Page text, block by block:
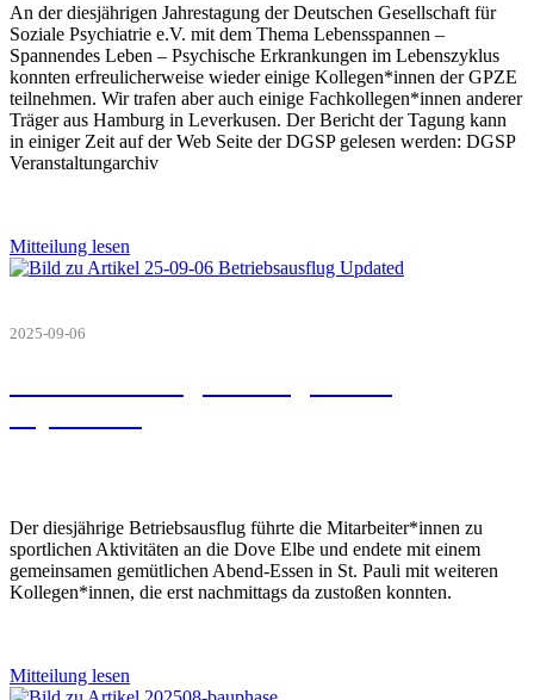
An der diesjährigen Jahrestagung der Deutschen Gesellschaft für
Soziale Psychiatrie e.V. mit dem Thema Lebensspannen –
Spannendes Leben – Psychische Erkrankungen im Lebenszyklus
konnten erfreulicherweise wieder einige Kollegen*innen der GPZE
teilnehmen. Wir trafen aber auch einige Fachkollegen*innen anderer
Träger aus Hamburg in Leverkusen. Der Bericht der Tagung kann
in einiger Zeit auf der Web Seite der DGSP gelesen werden: DGSP
Veranstaltungarchiv
Mitteilung lesen
2025-09-06
Der diesjährige Betriebsausflug führte die Mitarbeiter*innen zu
sportlichen Aktivitäten an die Dove Elbe und endete mit einem
gemeinsamen gemütlichen Abend-Essen in St. Pauli mit weiteren
Kollegen*innen, die erst nachmittags da zustoßen konnten.
Mitteilung lesen